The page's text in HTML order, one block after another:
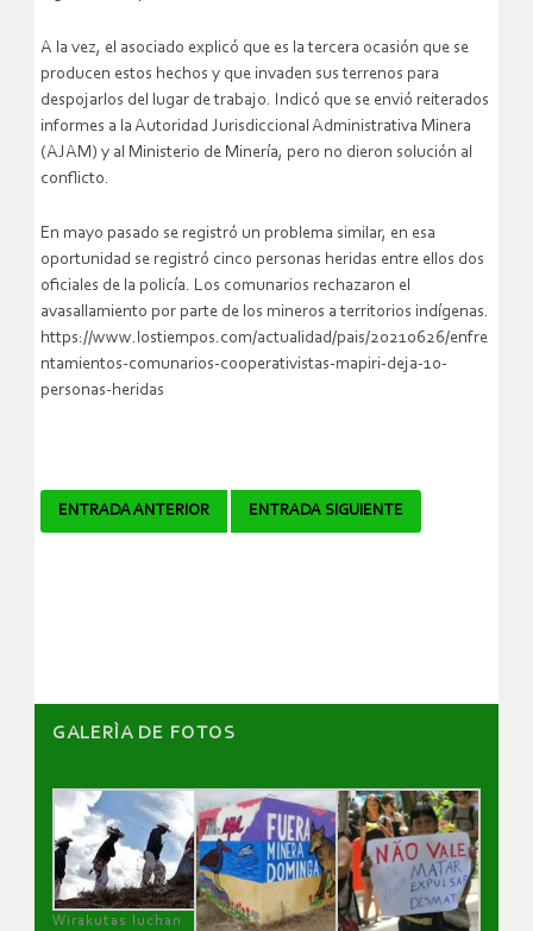
A la vez, el asociado explicó que es la tercera ocasión que se
producen estos hechos y que invaden sus terrenos para
despojarlos del lugar de trabajo. Indicó que se envió reiterados
informes a la Autoridad Jurisdiccional Administrativa Minera
(AJAM) y al Ministerio de Minería, pero no dieron solución al
conflicto.
En mayo pasado se registró un problema similar, en esa
oportunidad se registró cinco personas heridas entre ellos dos
oficiales de la policía. Los comunarios rechazaron el
avasallamiento por parte de los mineros a territorios indígenas.
https://www.lostiempos.com/actualidad/pais/20210626/enfre
ntamientos-comunarios-cooperativistas-mapiri-deja-10-
personas-heridas
Navegador
ENTRADA ANTERIOR ENTRADA SIGUIENTE
GALERÌA DE FOTOS
Wirakutas luchan